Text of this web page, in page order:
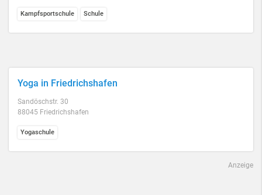
Kampfsportschule Schule
Yoga in Friedrichshafen
Sandöschstr. 30
88045 Friedrichshafen
Yogaschule
Anzeige